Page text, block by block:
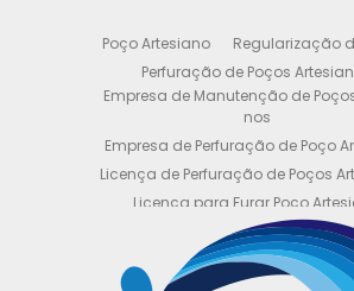
Poço Artesiano
Regularização
Perfuração de Poços
Empresa de Manutenção de
nos
Empresa de Perfuração de Poço
Licença de Perfuração de Poços
Licença para Furar Poço
Licença para Perfuração de Poço
Licença para Poço Semi